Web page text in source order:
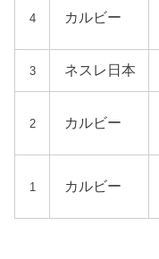
4 カルビー
3 ネスレ日本
2 カルビー
1 カルビー